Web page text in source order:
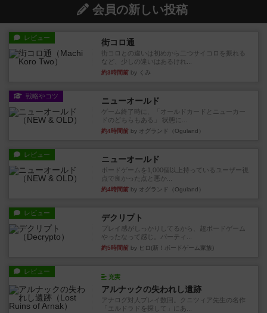
会員の新しい投稿
レビュー 街コロ通
街コロとの違いは初めから二つサイコロを振れる
など、少しの違いはあるけれ...
約3時間前 by くみ
戦略やコツ ニューオールド
ゲーム終了時に、「オールドカードとニューカー
ドのどちらもある」 状態に...
約4時間前 by オグランド（Oguland）
レビュー ニューオールド
ボードゲームを1,000個以上持っているユーザー視
点で良かった点と悪か...
約4時間前 by オグランド（Oguland）
レビュー デクリプト
プレイ感がしっかりしてるから、超ボードゲーム
やったなって感じ。パーティ...
約5時間前 by ヒロ(新！ボードゲーム家族)
レビュー
充実
アルナックの失われし遺跡
アナログ対人プレイ数回。クニツィア先生の名作
「エルドラドを探して」にあ...